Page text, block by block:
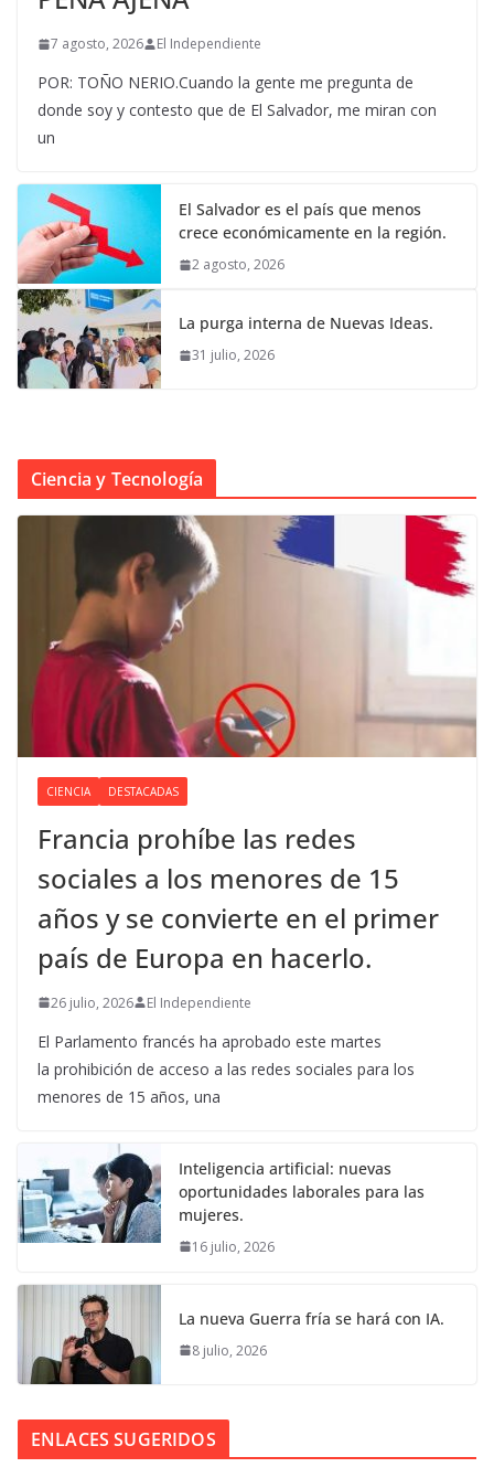
7 agosto, 2026 El Independiente
POR: TOÑO NERIO.Cuando la gente me pregunta de
donde soy y contesto que de El Salvador, me miran con
un
El Salvador es el país que menos
crece económicamente en la región.
2 agosto, 2026
La purga interna de Nuevas Ideas.
31 julio, 2026
Ciencia y Tecnología
CIENCIA DESTACADAS
Francia prohíbe las redes
sociales a los menores de 15
años y se convierte en el primer
país de Europa en hacerlo.
26 julio, 2026 El Independiente
El Parlamento francés ha aprobado este martes
la prohibición de acceso a las redes sociales para los
menores de 15 años, una
Inteligencia artificial: nuevas
oportunidades laborales para las
mujeres.
16 julio, 2026
La nueva Guerra fría se hará con IA.
8 julio, 2026
ENLACES SUGERIDOS